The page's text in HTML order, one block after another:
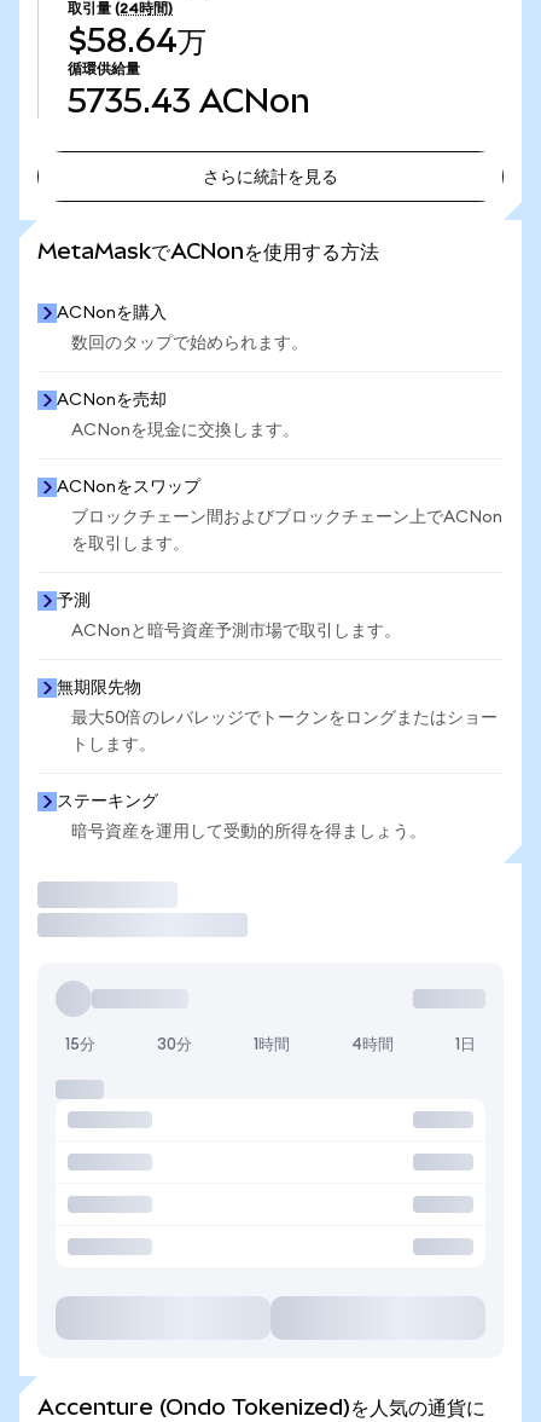
取引量 (24時間)
$58.64万
循環供給量
5735.43 ACNon
さらに統計を見る
MetaMaskでACNonを使用する方法
ACNonを購入
数回のタップで始められます。
ACNonを売却
ACNonを現金に交換します。
ACNonをスワップ
ブロックチェーン間およびブロックチェーン上でACNon
を取引します。
予測
ACNonと暗号資産予測市場で取引します。
無期限先物
最大50倍のレバレッジでトークンをロングまたはショー
トします。
ステーキング
暗号資産を運用して受動的所得を得ましょう。
15分 30分 1時間 4時間 1日
Accenture (Ondo Tokenized)を人気の通貨に